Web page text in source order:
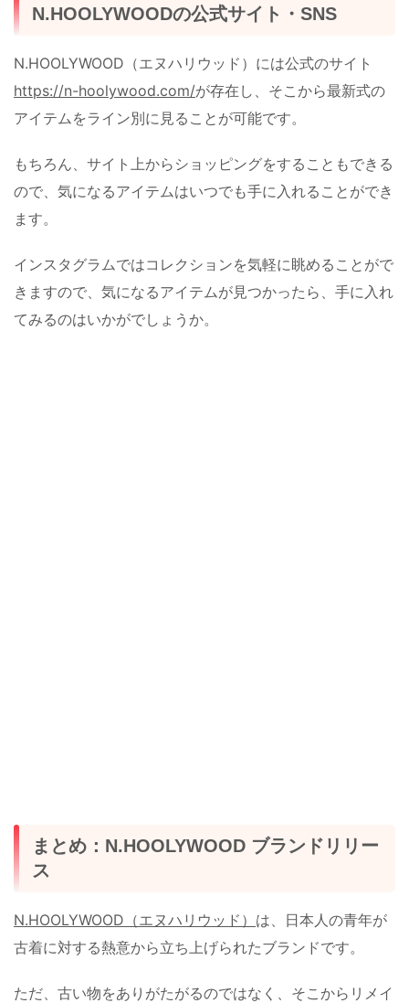
N.HOOLYWOODの公式サイト・SNS
N.HOOLYWOOD（エヌハリウッド）には公式のサイト
https://n-hoolywood.com/が存在し、そこから最新式の
アイテムをライン別に見ることが可能です。
もちろん、サイト上からショッピングをすることもできる
ので、気になるアイテムはいつでも手に入れることができ
ます。
インスタグラムではコレクションを気軽に眺めることがで
きますので、気になるアイテムが見つかったら、手に入れ
てみるのはいかがでしょうか。
まとめ：N.HOOLYWOOD ブランドリリー
ス
N.HOOLYWOOD（エヌハリウッド） は、日本人の青年が
古着に対する熱意から立ち上げられたブランドです。
ただ、古い物をありがたがるのではなく、そこからリメイ